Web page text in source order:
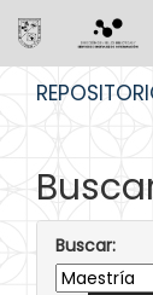
Buscar: